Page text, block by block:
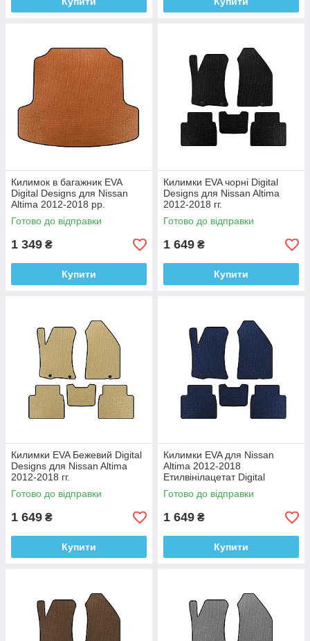
Килимок в багажник EVA
Digital Designs для Nissan
Altima 2012-2018 рр.
Етилвінілацетат
Готово до відправки
1 349 ₴
Купити
Килимки EVA чорні Digital
Designs для Nissan Altima
2012-2018 гг.
Этилвинилацетат
Готово до відправки
1 649 ₴
Купити
Килимки EVA Бежевий Digital
Designs для Nissan Altima
2012-2018 гг.
Этилвинилацетат
Готово до відправки
1 649 ₴
Купити
Килимки EVA для Nissan
Altima 2012-2018
Етилвінілацетат Digital
Designs
Готово до відправки
1 649 ₴
Купити